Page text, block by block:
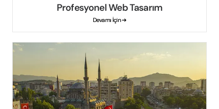
Profesyonel Web Tasarım
Devamı İçin ➔